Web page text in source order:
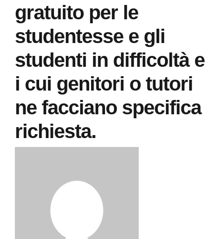
gratuito per le
studentesse e gli
studenti in difficoltà e
i cui genitori o tutori
ne facciano specifica
richiesta.